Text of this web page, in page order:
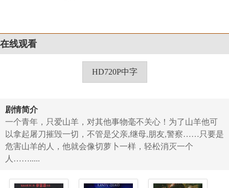
在线观看
HD720P中字
剧情简介
一个青年，只爱山羊，对其他事物毫不关心！为了山羊他可
以拿起屠刀摧毁一切，不管是父亲,继母,朋友,警察……只要是
危害山羊的人，他就会像切萝卜一样，轻松消灭一个
人…….....